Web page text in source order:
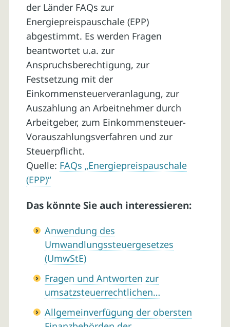
der Länder FAQs zur
Energiepreispauschale (EPP)
abgestimmt. Es werden Fragen
beantwortet u.a. zur
Anspruchsberechtigung, zur
Festsetzung mit der
Einkommensteuerveranlagung, zur
Auszahlung an Arbeitnehmer durch
Arbeitgeber, zum Einkommensteuer-
Vorauszahlungsverfahren und zur
Steuerpflicht.
Quelle: FAQs „Energiepreispauschale
(EPP)“
Das könnte Sie auch interessieren:
Anwendung des
Umwandlungssteuergesetzes
(UmwStE)
Fragen und Antworten zur
umsatzsteuerrechtlichen…
Allgemeinverfügung der obersten